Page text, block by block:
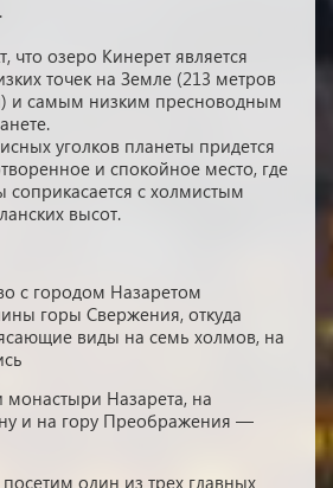
что озеро Кинерет является
точек на Земле (213 метров
и самым низким пресноводным
уголков планеты придется
и спокойное место, где
соприкасается с холмистым
высот.
с городом Назаретом
горы Свержения, откуда
виды на семь холмов, на
монастыри Назарета, на
и на гору Преображения —
один из трех главных